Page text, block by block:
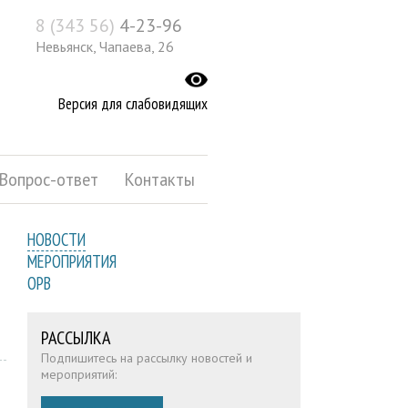
8 (343 56) 4-23-96
Невьянск, Чапаева, 26
Версия для слабовидящих
Вопрос-ответ Контакты
НОВОСТИ
МЕРОПРИЯТИЯ
ОРВ
РАССЫЛКА
Подпишитесь на рассылку новостей и
мероприятий: